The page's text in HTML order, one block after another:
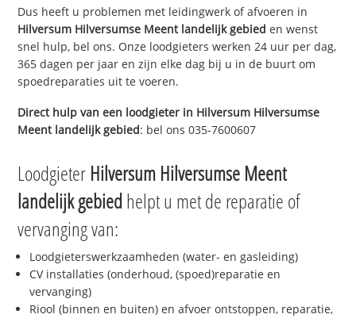
Dus heeft u problemen met leidingwerk of afvoeren in
Hilversum Hilversumse Meent landelijk gebied en wenst
snel hulp, bel ons. Onze loodgieters werken 24 uur per dag,
365 dagen per jaar en zijn elke dag bij u in de buurt om
spoedreparaties uit te voeren.
Direct hulp van een loodgieter in Hilversum Hilversumse
Meent landelijk gebied: bel ons 035-7600607
Loodgieter Hilversum Hilversumse Meent
landelijk gebiedhelpt u met de reparatie of
vervanging van:
Loodgieterswerkzaamheden (water- en gasleiding)
CV installaties (onderhoud, (spoed)reparatie en
vervanging)
Riool (binnen en buiten) en afvoer ontstoppen, reparatie,